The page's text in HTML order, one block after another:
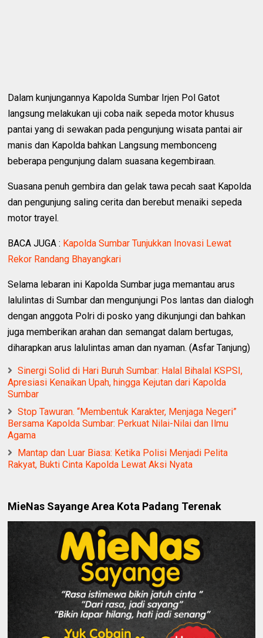
Dalam kunjungannya Kapolda Sumbar Irjen Pol Gatot
langsung melakukan uji coba naik sepeda motor khusus
pantai yang di sewakan pada pengunjung wisata pantai air
manis dan Kapolda bahkan Langsung membonceng
beberapa pengunjung dalam suasana kegembiraan.
Suasana penuh gembira dan gelak tawa pecah saat Kapolda
dan pengunjung saling cerita dan berebut menaiki sepeda
motor trayel.
BACA JUGA : Kapolda Sumbar Tunjukkan Inovasi Lewat
Rekor Randang Bhayangkari
Selama lebaran ini Kapolda Sumbar juga memantau arus
lalulintas di Sumbar dan mengunjungi Pos lantas dan dialogh
dengan anggota Polri di posko yang dikunjungi dan bahkan
juga memberikan arahan dan semangat dalam bertugas,
diharapkan arus lalulintas aman dan nyaman. (Asfar Tanjung)
Sinergi Solid di Hari Buruh Sumbar: Halal Bihalal KSPSI,
Apresiasi Kenaikan Upah, hingga Kejutan dari Kapolda
Sumbar
Stop Tawuran. “Membentuk Karakter, Menjaga Negeri”
Bersama Kapolda Sumbar: Perkuat Nilai-Nilai dan Ilmu
Agama
Mantap dan Luar Biasa: Ketika Polisi Menjadi Pelita
Rakyat, Bukti Cinta Kapolda Lewat Aksi Nyata
MieNas Sayange Area Kota Padang Terenak